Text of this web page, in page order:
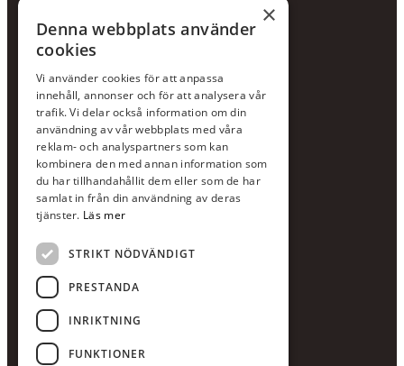
Jour:073-36 88 87 0
Växel:020-120 29 00
E-post:info@scandcon.se
BESÖKSADRESS
Backagårdsgatan 9
511 57 Kinna
UPPGIFTER
Orgnummer
559375-8161
Swishnummer
123-615 05 28
×
Denna webbplats använder
cookies
Vi använder cookies för att anpassa
innehåll, annonser och för att analysera vår
trafik. Vi delar också information om din
användning av vår webbplats med våra
reklam- och analyspartners som kan
kombinera den med annan information som
du har tillhandahållit dem eller som de har
samlat in från din användning av deras
tjänster. Läs mer
STRIKT NÖDVÄNDIGT
PRESTANDA
INRIKTNING
FUNKTIONER